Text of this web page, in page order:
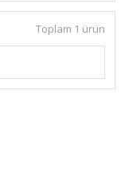
Toplam 1 ürün